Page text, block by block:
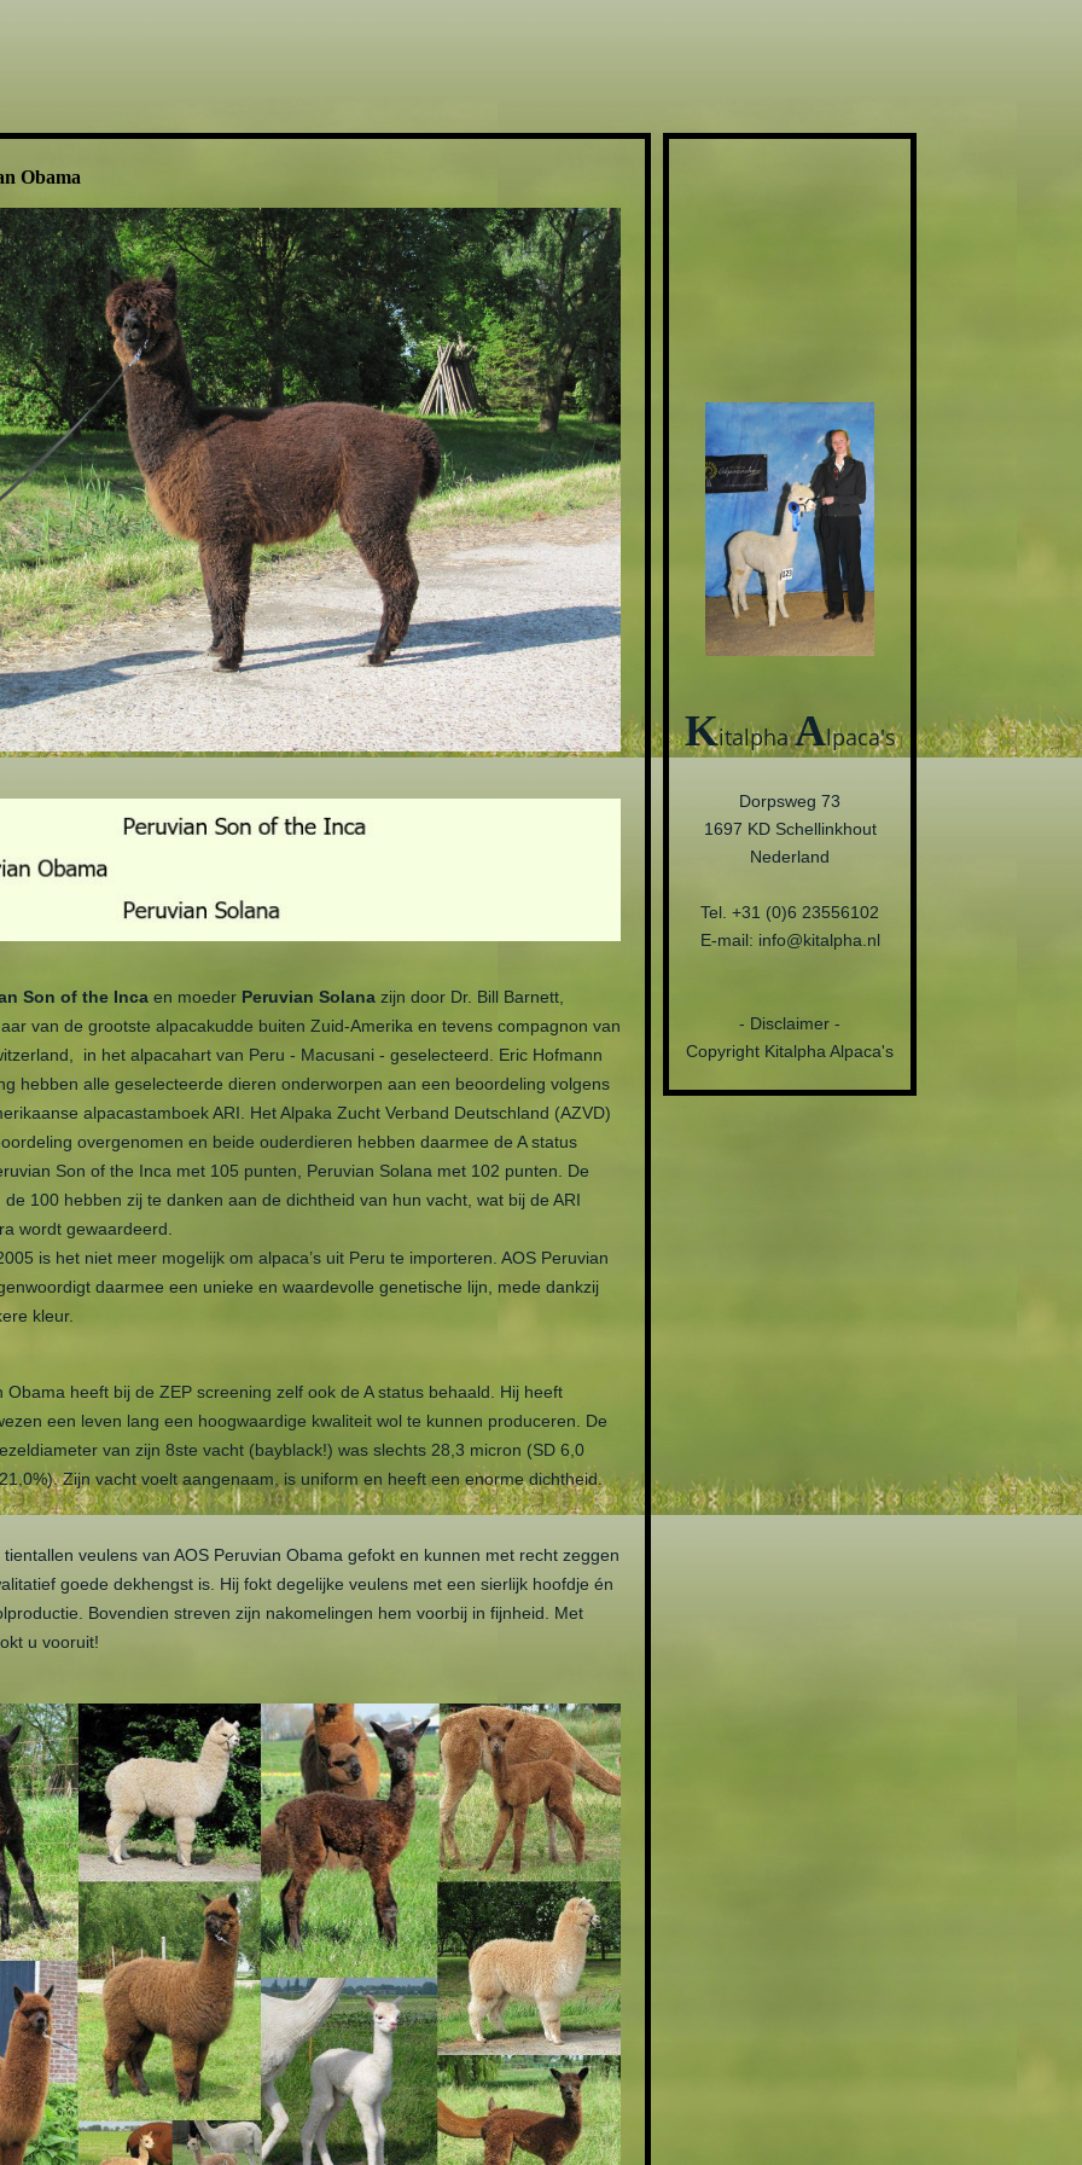
Obama
Son of the Inca en moeder Peruvian Solana zijn door Dr. Bill Barnett,
van de grootste alpacakudde buiten Zuid-Amerika en tevens compagnon van
in het alpacahart van Peru - Macusani - geselecteerd. Eric Hofmann
hebben alle geselecteerde dieren onderworpen aan een beoordeling volgens
alpacastamboek ARI. Het Alpaka Zucht Verband Deutschland (AZVD)
overgenomen en beide ouderdieren hebben daarmee de A status
Son of the Inca met 105 punten, Peruvian Solana met 102 punten. De
de 100 hebben zij te danken aan de dichtheid van hun vacht, wat bij de ARI
wordt gewaardeerd.
is het niet meer mogelijk om alpaca’s uit Peru te importeren. AOS Peruvian
daarmee een unieke en waardevolle genetische lijn, mede dankzij
kleur.
Obama heeft bij de ZEP screening zelf ook de A status behaald. Hij heeft
een leven lang een hoogwaardige kwaliteit wol te kunnen produceren. De
van zijn 8ste vacht (bayblack!) was slechts 28,3 micron (SD 6,0
Zijn vacht voelt aangenaam, is uniform en heeft een enorme dichtheid.
veulens van AOS Peruvian Obama gefokt en kunnen met recht zeggen
goede dekhengst is. Hij fokt degelijke veulens met een sierlijk hoofdje én
Bovendien streven zijn nakomelingen hem voorbij in fijnheid. Met
u vooruit!
Kitalpha Alpaca's
Dorpsweg 73
1697 KD Schellinkhout
Nederland
Tel. +31 (0)6 23556102
E-mail: info@kitalpha.nl
- Disclaimer -
Copyright Kitalpha Alpaca's